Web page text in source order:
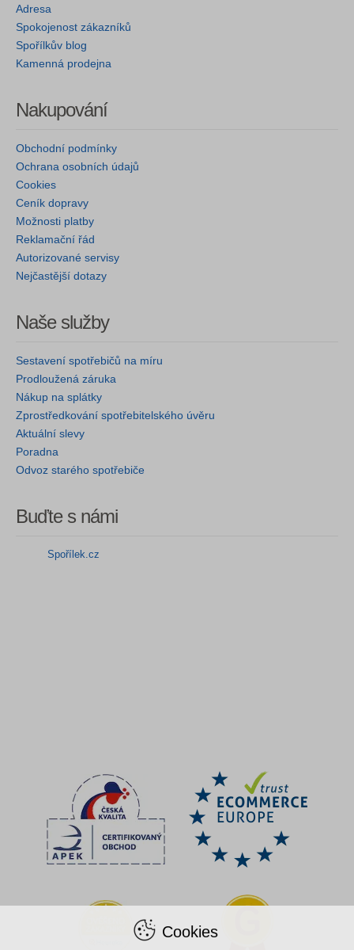
Adresa
Spokojenost zákazníků
Spořílkův blog
Kamenná prodejna
Nakupování
Obchodní podmínky
Ochrana osobních údajů
Cookies
Ceník dopravy
Možnosti platby
Reklamační řád
Autorizované servisy
Nejčastější dotazy
Naše služby
Sestavení spotřebičů na míru
Prodloužená záruka
Nákup na splátky
Zprostředkování spotřebitelského úvěru
Aktuální slevy
Poradna
Odvoz starého spotřebiče
Buďte s námi
Spořílek.cz
Cookies